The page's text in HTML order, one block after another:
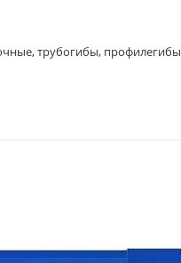
трубогибы, профилегибы